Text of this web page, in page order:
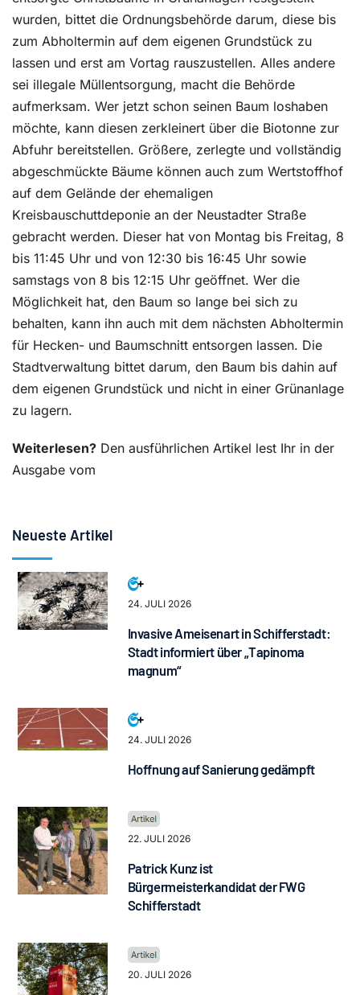
wurden, bittet die Ordnungsbehörde darum, diese bis
zum Abholtermin auf dem eigenen Grundstück zu
lassen und erst am Vortag rauszustellen. Alles andere
sei illegale Müllentsorgung, macht die Behörde
aufmerksam. Wer jetzt schon seinen Baum loshaben
möchte, kann diesen zerkleinert über die Biotonne zur
Abfuhr bereitstellen. Größere, zerlegte und vollständig
abgeschmückte Bäume können auch zum Wertstoffhof
auf dem Gelände der ehemaligen
Kreisbauschuttdeponie an der Neustadter Straße
gebracht werden. Dieser hat von Montag bis Freitag, 8
bis 11:45 Uhr und von 12:30 bis 16:45 Uhr sowie
samstags von 8 bis 12:15 Uhr geöffnet. Wer die
Möglichkeit hat, den Baum so lange bei sich zu
behalten, kann ihn auch mit dem nächsten Abholtermin
für Hecken- und Baumschnitt entsorgen lassen. Die
Stadtverwaltung bittet darum, den Baum bis dahin auf
dem eigenen Grundstück und nicht in einer Grünanlage
zu lagern.
Weiterlesen? Den ausführlichen Artikel lest Ihr in der
Ausgabe vom
Neueste Artikel
24. JULI 2026
Invasive Ameisenart in Schifferstadt:
Stadt informiert über „Tapinoma
magnum“
24. JULI 2026
Hoffnung auf Sanierung gedämpft
22. JULI 2026
Patrick Kunz ist
Bürgermeisterkandidat der FWG
Schifferstadt
20. JULI 2026